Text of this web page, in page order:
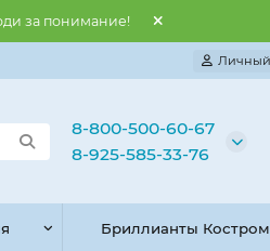
за понимание!
8-800-500-60-67
8-925-585-33-76
Бриллианты